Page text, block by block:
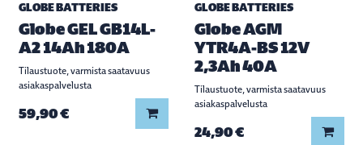
GLOBE BATTERIES
Globe GEL GB14L-
A2 14Ah 180A
Tilaustuote, varmista saatavuus
asiakaspalvelusta
59,90 € Lisää koriin
GLOBE BATTERIES
Globe AGM
YTR4A-BS 12V
2,3Ah 40A
Tilaustuote, varmista saatavuus
asiakaspalvelusta
24,90 €